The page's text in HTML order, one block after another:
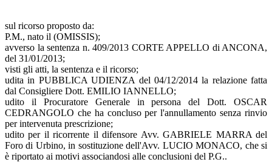
sul ricorso proposto da:
P.M., nato il (OMISSIS);
avverso la sentenza n. 409/2013 CORTE APPELLO di ANCONA,
del 31/01/2013;
visti gli atti, la sentenza e il ricorso;
udita in PUBBLICA UDIENZA del 04/12/2014 la relazione fatta
dal Consigliere Dott. EMILIO IANNELLO;
udito il Procuratore Generale in persona del Dott. OSCAR
CEDRANGOLO che ha concluso per l'annullamento senza rinvio
per intervenuta prescrizione;
udito per il ricorrente il difensore Avv. GABRIELE MARRA del
Foro di Urbino, in sostituzione dell'Avv. LUCIO MONACO, che si
è riportato ai motivi associandosi alle conclusioni del P.G..